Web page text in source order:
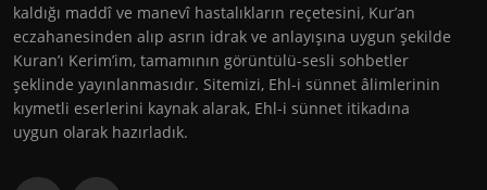
kaldığı maddî ve manevî hastalıkların reçetesini, Kur’an
eczahanesinden alıp asrın idrak ve anlayışına uygun şekilde
Kuran’ı Kerim’im, tamamının görüntülü-sesli sohbetler
şeklinde yayınlanmasıdır. Sitemizi, Ehl-i sünnet âlimlerinin
kıymetli eserlerini kaynak alarak, Ehl-i sünnet itikadına
uygun olarak hazırladık.